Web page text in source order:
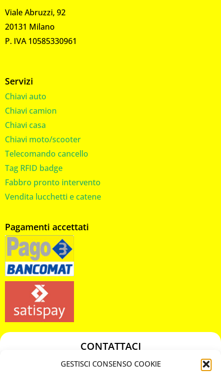
GESTISCI CONSENSO COOKIE
Viale Abruzzi, 92
20131 Milano
P. IVA 10585330961
Servizi
Chiavi auto
Chiavi camion
Chiavi casa
Chiavi moto/scooter
Telecomando cancello
Tag RFID badge
Fabbro pronto intervento
Vendita lucchetti e catene
Pagamenti accettati
CONTATTACI
349 3863811